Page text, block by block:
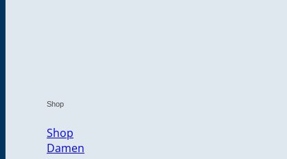
Shop
Shop
Damen